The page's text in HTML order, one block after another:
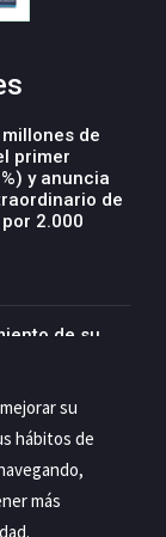
de
primer
y anuncia
de
2.000
de su
en siete
su
hábitos de
más
.